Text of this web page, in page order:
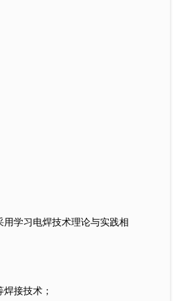
学习电焊技术理论与实践相
接技术；